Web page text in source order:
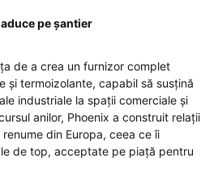
pe șantier
de a crea un furnizor complet
și termoizolante, capabil să susțină
industriale la spații comerciale și
anilor, Phoenix a construit relații
din Europa, ceea ce îi
de top, acceptate pe piață pentru